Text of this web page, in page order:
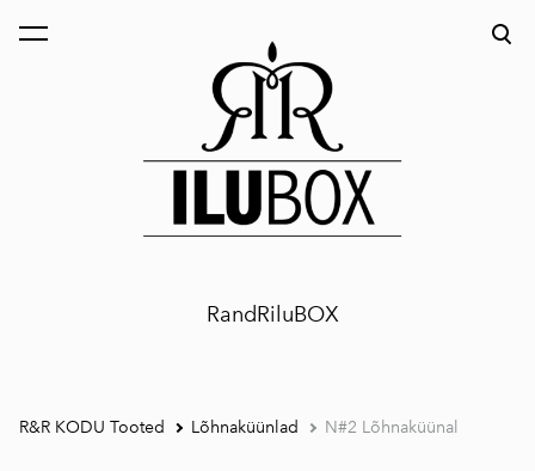
RandRiluBOX
lisati ostukorvi. Vaata ostukorvi
R&R KODU Tooted Lõhnaküünlad N#2 Lõhnaküünal